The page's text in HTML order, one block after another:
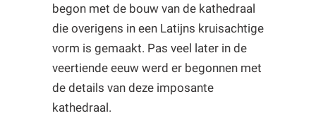
begon met de bouw van de kathedraal
die overigens in een Latijns kruisachtige
vorm is gemaakt. Pas veel later in de
veertiende eeuw werd er begonnen met
de details van deze imposante
kathedraal.